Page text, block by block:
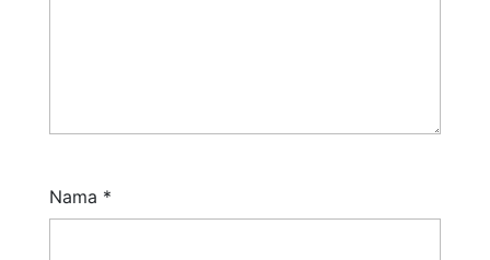
Nama *